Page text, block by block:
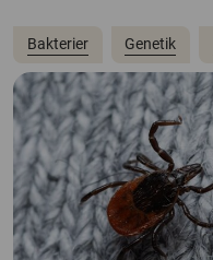
Bakterier Genetik